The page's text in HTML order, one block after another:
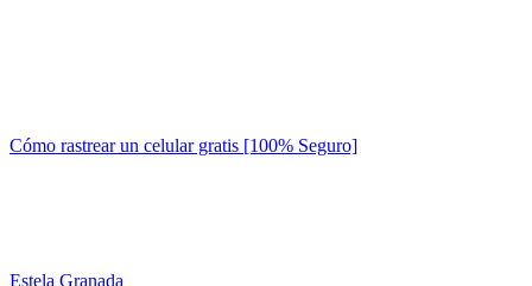
Cómo rastrear un celular gratis [100% Seguro]
Estela Granada